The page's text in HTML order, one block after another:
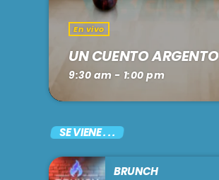
En vivo
UN CUENTO ARGENTO
9:30 am - 1:00 pm
SE VIENE . . .
BRUNCH